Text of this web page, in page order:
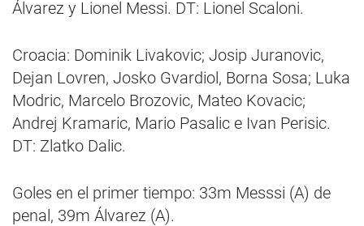
Álvarez y Lionel Messi. DT: Lionel Scaloni.
Croacia: Dominik Livakovic; Josip Juranovic,
Dejan Lovren, Josko Gvardiol, Borna Sosa; Luka
Modric, Marcelo Brozovic, Mateo Kovacic;
Andrej Kramaric, Mario Pasalic e Ivan Perisic.
DT: Zlatko Dalic.
Goles en el primer tiempo: 33m Messsi (A) de
penal, 39m Álvarez (A).